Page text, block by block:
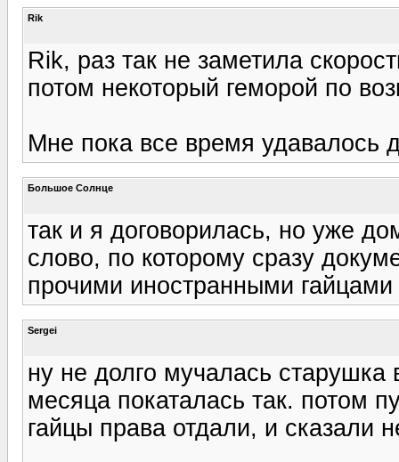
Rik
Rik, раз так не заметила
потом некоторый геморой по
Мне пока все время удавалось
Большое Солнце
так и я договорилась, но уже
слово, по которому сразу
прочими иностранными гайцами
Sergei
ну не долго мучалась старушка
месяца покаталась так. потом
гайцы права отдали, и сказали